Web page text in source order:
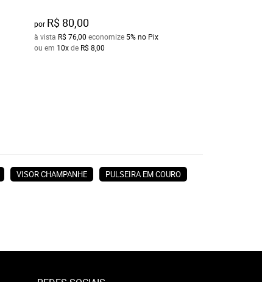
por R$ 80,00
à vista R$ 76,00 economize 5% no Pix
ou em 10xde R$ 8,00
VISOR CHAMPANHE
PULSEIRA EM COURO